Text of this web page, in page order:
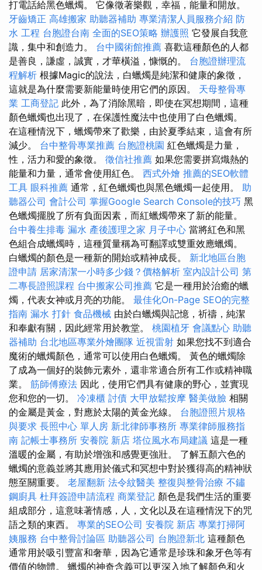
打電話給黑色蠟燭。 它像徵著樂觀，幸福，能量和開放。
牙齒矯正 高雄搬家 助聽器補助 專業清潔人員服務介紹 防
水 工程 台胞證台南 全面的SEO策略 辦護照 它發展自我意
識，集中和創造力。 台中國術館推薦 喜歡這種顏色的人都
是善良，謙虛，誠實，才華橫溢，慷慨的。 台胞證辦理流
程解析 根據Magic的說法，白蠟燭是純潔和健康的象徵，
這就是為什麼需要新能量時使用它們的原因。 天母整骨專
業 工商登記 此外，為了消除黑暗，即使在冥想期間，這種
顏色蠟燭也出現了，在保護性魔法中也使用了白色蠟燭。
在這種情況下，蠟燭帶來了歡樂，由於夏季結束，這會有所
減少。 台中整骨專業推薦 台胞證桃園 紅色蠟燭是力量，
性，活力和愛的象徵。 徵信社推薦 如果您需要拼寫熾熱的
能量和力量，通常會使用紅色。 西式外燴 推薦的SEO軟體
工具 眼科推薦 通常，紅色蠟燭也與黑色蠟燭一起使用。 助
聽器公司 會計公司 掌握Google Search Console的技巧 黑
色蠟燭擺脫了所有負面因素，而紅蠟燭帶來了新的能量。
台中養生排毒 漏水 產後護理之家 月子中心 當將紅色和黑
色組合成蠟燭時，這種質量稱為可翻譯或雙重效應蠟燭。
白蠟燭的顏色是一種新的開始或精神成長。 新北地區台胞
證申請 居家清潔一小時多少錢？價格解析 室內設計公司 第
二專長證照課程 台中搬家公司推薦 它是一種用於治癒的蠟
燭，代表女神或月亮的功能。 最佳化On-Page SEO的完整
指南 漏水 打針 食品機械 由於白蠟燭與記憶，祈禱，純潔
和奉獻有關，因此經常用於教堂。 桃園植牙 會議點心 助聽
器補助 台北地區專業外燴團隊 近視雷射 如果您找不到適合
魔術的蠟燭顏色，通常可以使用白色蠟燭。 黃色的蠟燭除
了成為一個好的裝飾元素外，還非常適合所有工作或精神職
業。 筋師傅療法 因此，使用它們具有健康的野心，並實現
您和您的一切。 冷凍櫃 討債 大甲放鬆按摩 醫美做臉 相關
的金屬是黃金，對應於太陽的黃金光線。 台胞證照片規格
與要求 長照中心 單人房 新北律師事務所 專業律師服務指
南 記帳士事務所 安養院 新店 塔位風水布局建議 這是一種
溫暖的金屬，有助於增強和感覺更強壯。 了解五顏六色的
蠟燭的意義並將其應用於儀式和冥想中對於獲得高的精神狀
態至關重要。 老屋翻新 法令紋醫美 整復與整骨治療 不鏽
鋼廚具 杜拜簽證申請流程 商業登記 顏色是我們生活的重要
組成部分，這意味著情感，人，文化以及在這種情況下的咒
語之類的東西。 專業的SEO公司 安養院 新店 專業打掃阿
姨服務 台中整骨討論區 助聽器公司 台胞證新北 這種顏色
通常用於吸引豐富和奢華，因為它通常是珍珠和象牙色等有
價值的物體。 蠟燭的神奇含義可以更深入地了解顏色和火